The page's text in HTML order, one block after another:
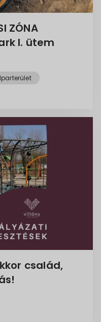
ZÓNA
I. ütem
Iparterület
család,